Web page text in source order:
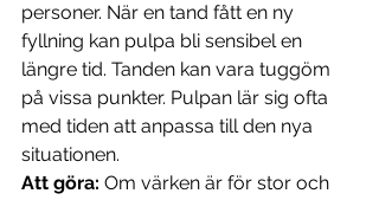
personer. När en tand fått en ny
fyllning kan pulpa bli sensibel en
längre tid. Tanden kan vara tuggöm
på vissa punkter. Pulpan lär sig ofta
med tiden att anpassa till den nya
situationen.
Att göra: Om värken är för stor och